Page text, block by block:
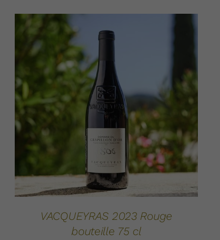
AJOUTER AU PANIER
VACQUEYRAS 2023 Rouge
bouteille 75 cl